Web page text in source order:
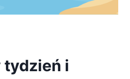
tydzień i